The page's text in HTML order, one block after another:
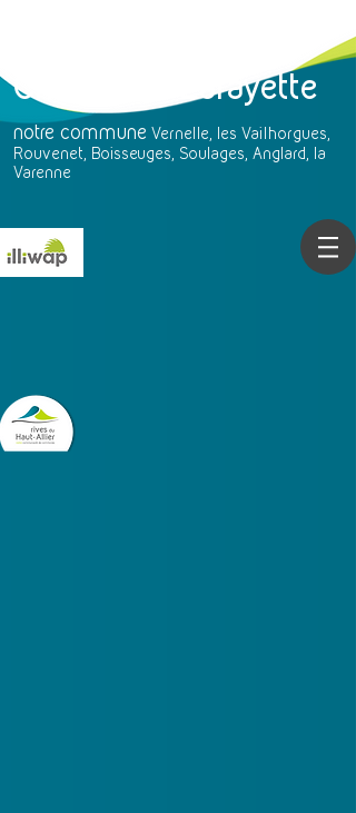
Chavaniac-Lafayette
notre commune Vernelle, les Vailhorgues,
Rouvenet, Boisseuges, Soulages, Anglard, la
Varenne